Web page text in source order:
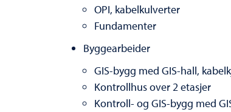
OPI, kabelkulverter
Fundamenter
Byggearbeider
GIS-bygg med GIS-hall,
Kontrollhus over 2 etasjer
Kontroll- og GIS-bygg med